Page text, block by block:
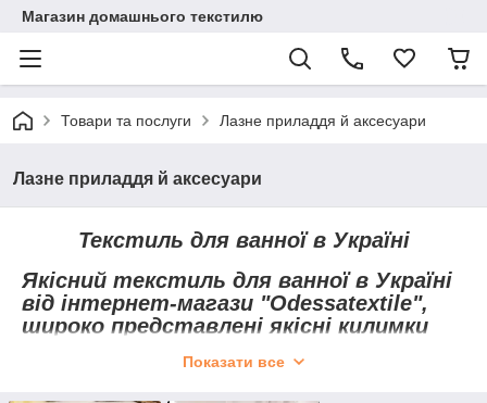
Магазин домашнього текстилю
Товари та послуги Лазне приладдя й аксесуари
Лазне приладдя й аксесуари
Текстиль для ванної в Україні
Якісний текстиль для ванної в Україні
від інтернет-магази "Оdessatextile",
широко представлені якісні килимки
рушників, набори у ванну кімнату,
Показати все